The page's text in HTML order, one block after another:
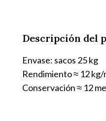
Descripción del
Envase: sacos 25 kg
Rendimiento ≈ 12 kg/
Conservación ≈ 12